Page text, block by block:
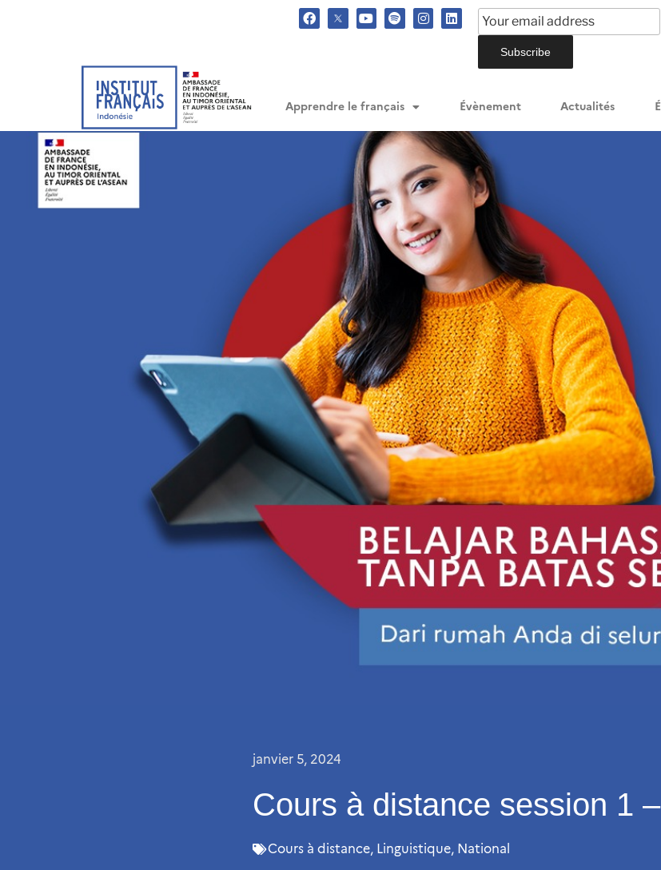
Apprendre le français Évènement Actualités
janvier 5, 2024
Cours à distance session 1
Cours à distance, Linguistique, National